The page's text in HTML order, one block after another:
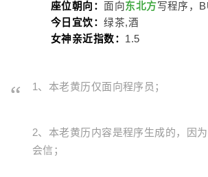
座位朝向： 面向东北方写程序，
今日宜饮：绿茶,酒
女神亲近指数： 1.5
1、本老黄历仅面向程序员；
2、本老黄历内容是程序生成的，因
会信；